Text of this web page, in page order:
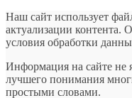
Наш сайт использует
актуализации контента.
условия обработки
Информация на сайте не
лучшего понимания
простыми словами.